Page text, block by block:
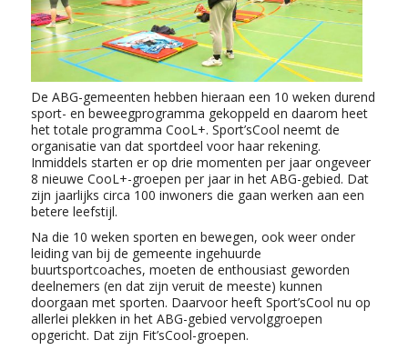
De ABG-gemeenten hebben hieraan een 10 weken durend
sport- en beweegprogramma gekoppeld en daarom heet
het totale programma CooL+. Sport’sCool neemt de
organisatie van dat sportdeel voor haar rekening.
Inmiddels starten er op drie momenten per jaar ongeveer
8 nieuwe CooL+-groepen per jaar in het ABG-gebied. Dat
zijn jaarlijks circa 100 inwoners die gaan werken aan een
betere leefstijl.
Na die 10 weken sporten en bewegen, ook weer onder
leiding van bij de gemeente ingehuurde
buurtsportcoaches, moeten de enthousiast geworden
deelnemers (en dat zijn veruit de meeste) kunnen
doorgaan met sporten. Daarvoor heeft Sport’sCool nu op
allerlei plekken in het ABG-gebied vervolggroepen
opgericht. Dat zijn Fit’sCool-groepen.